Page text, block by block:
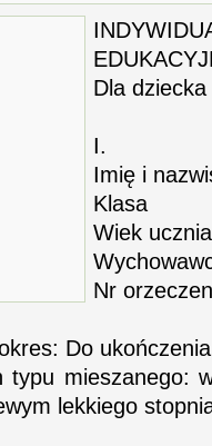
Dla dziecka
I.
Imię i
Klasa
Wiek
Nr
Do
typu mieszanego:
lekkiego